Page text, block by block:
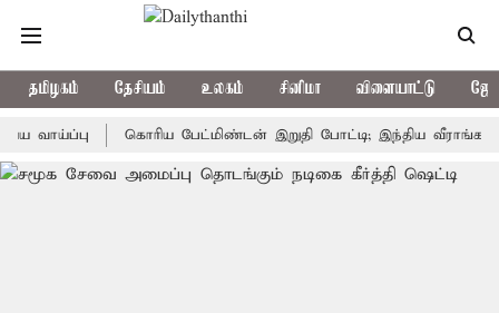
தமிழகம் தேசியம் உலகம் சினிமா விளையாட்டு
கொரிய பேட்மிண்டன் இறுதி போட்டி; இந்திய வீராங்கனை